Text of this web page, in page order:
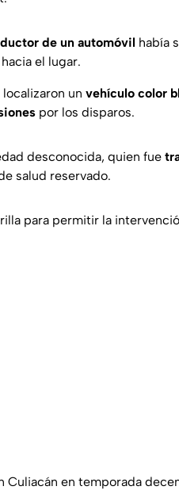
de un automóvil había
el lugar.
un vehículo color
por los disparos.
desconocida, quien fue
salud reservado.
para permitir la
Culiacán en temporada